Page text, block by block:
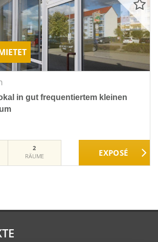
in gut frequentiertem kleinen
2
RÄUME